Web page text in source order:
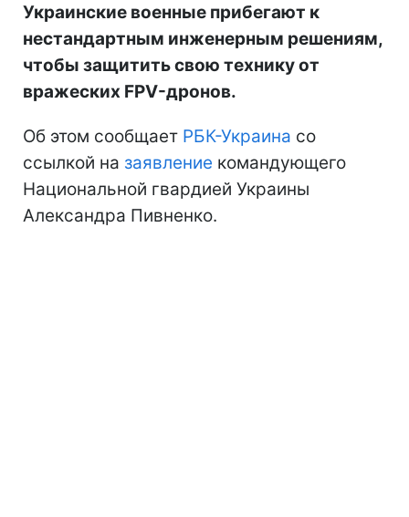
Украинские военные прибегают к
нестандартным инженерным решениям,
чтобы защитить свою технику от
вражеских FPV-дронов.
Об этом сообщает РБК-Украина со
ссылкой на заявление командующего
Национальной гвардией Украины
Александра Пивненко.